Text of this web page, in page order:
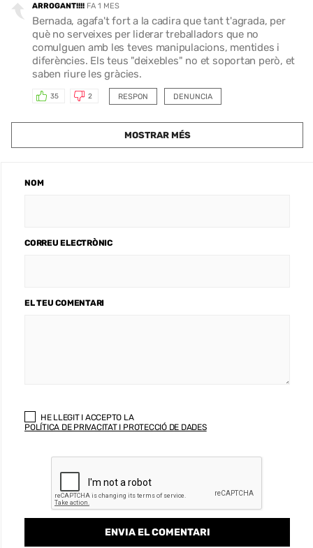
ARROGANT!!!! FA 1 MES
Bernada, agafa't fort a la cadira que tant t'agrada, per
què no serveixes per liderar treballadors que no
comulguen amb les teves manipulacions, mentides i
diferències. Els teus "deixebles" no et soportan però, et
saben riure les gràcies.
RESPON
35 2 DENUNCIA
MOSTRAR MÉS
NOM
CORREU ELECTRÒNIC
EL TEU COMENTARI
HE LLEGIT I ACCEPTO LA
POLÍTICA DE PRIVACITAT I PROTECCIÓ DE DADES